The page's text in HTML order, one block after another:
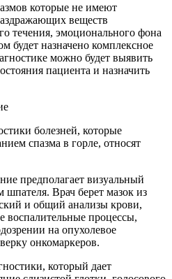
которые не имеют
веществ
течения, эмоционального фона
будет назначено комплексное
можно будет выявить
пациента и назначить
болезней, которые
спазма в горле, относят
предполагает визуальный
Врач берет мазок из
и общий анализы крови,
воспалительные процессы,
на опухолевое
онкомаркеров.
который дает